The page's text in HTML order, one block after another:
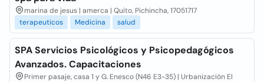
marina de jesus | amerca | Quito, Pichincha, 17051717
terapeuticos
Medicina salud
SPA Servicios Psicológicos y Psicopedagógicos
Avanzados. Capacitaciones
Primer pasaje, casa 1 y G. Enesco (N46 E3-35) | Urbanización El